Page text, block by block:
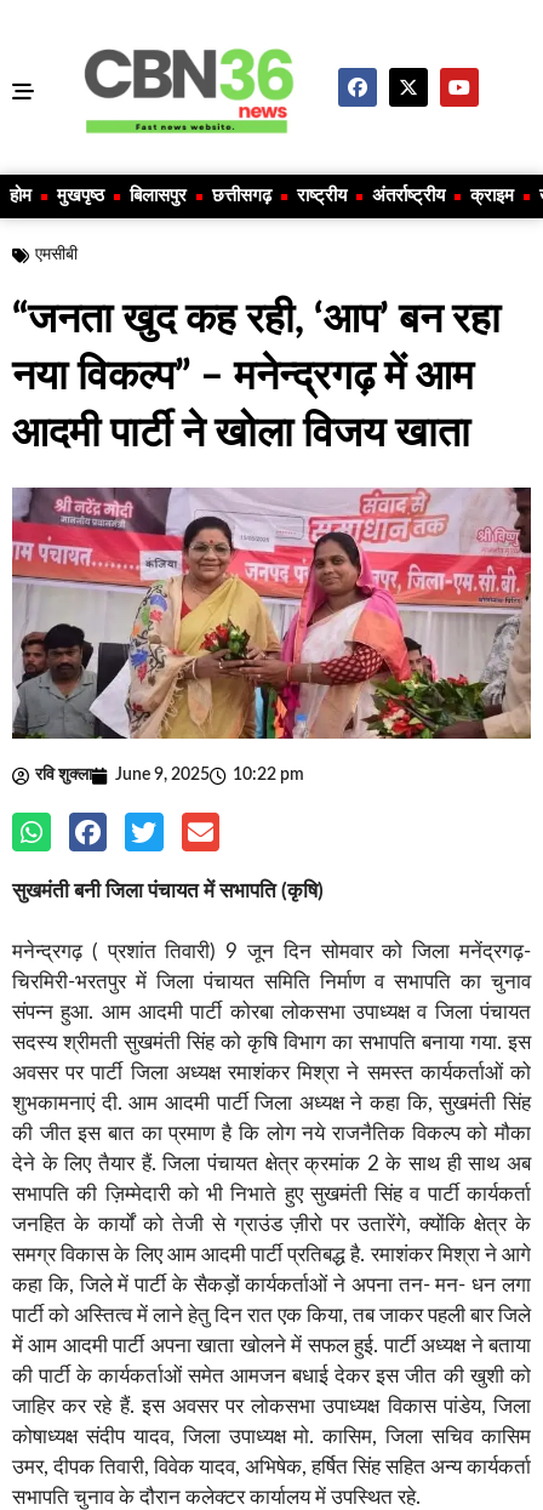
होम मुखपृष्ठ बिलासपुर छत्तीसगढ़ राष्ट्रीय अंतर्राष्ट्रीय क्राइम
एमसीबी
“जनता खुद कह रही, ‘आप’ बन रहा
नया विकल्प” – मनेन्द्रगढ़ में आम
आदमी पार्टी ने खोला विजय खाता
रवि शुक्ला June 9, 2025 10:22 pm
सुखमंती बनी जिला पंचायत में सभापति (कृषि)
मनेन्द्रगढ़ ( प्रशांत तिवारी) 9 जून दिन सोमवार को जिला मनेंद्रगढ़-
चिरमिरी-भरतपुर में जिला पंचायत समिति निर्माण व सभापति का चुनाव
संपन्न हुआ. आम आदमी पार्टी कोरबा लोकसभा उपाध्यक्ष व जिला पंचायत
सदस्य श्रीमती सुखमंती सिंह को कृषि विभाग का सभापति बनाया गया. इस
अवसर पर पार्टी जिला अध्यक्ष रमाशंकर मिश्रा ने समस्त कार्यकर्ताओं को
शुभकामनाएं दी. आम आदमी पार्टी जिला अध्यक्ष ने कहा कि, सुखमंती सिंह
की जीत इस बात का प्रमाण है कि लोग नये राजनैतिक विकल्प को मौका
देने के लिए तैयार हैं. जिला पंचायत क्षेत्र क्रमांक 2 के साथ ही साथ अब
सभापति की ज़िम्मेदारी को भी निभाते हुए सुखमंती सिंह व पार्टी कार्यकर्ता
जनहित के कार्यों को तेजी से ग्राउंड ज़ीरो पर उतारेंगे, क्योंकि क्षेत्र के
समग्र विकास के लिए आम आदमी पार्टी प्रतिबद्ध है. रमाशंकर मिश्रा ने आगे
कहा कि, जिले में पार्टी के सैकड़ों कार्यकर्ताओं ने अपना तन- मन- धन लगा
पार्टी को अस्तित्व में लाने हेतु दिन रात एक किया, तब जाकर पहली बार जिले
में आम आदमी पार्टी अपना खाता खोलने में सफल हुई. पार्टी अध्यक्ष ने बताया
की पार्टी के कार्यकर्ताओं समेत आमजन बधाई देकर इस जीत की खुशी को
जाहिर कर रहे हैं. इस अवसर पर लोकसभा उपाध्यक्ष विकास पांडेय, जिला
कोषाध्यक्ष संदीप यादव, जिला उपाध्यक्ष मो. कासिम, जिला सचिव कासिम
उमर, दीपक तिवारी, विवेक यादव, अभिषेक, हर्षित सिंह सहित अन्य कार्यकर्ता
सभापति चुनाव के दौरान कलेक्टर कार्यालय में उपस्थित रहे.